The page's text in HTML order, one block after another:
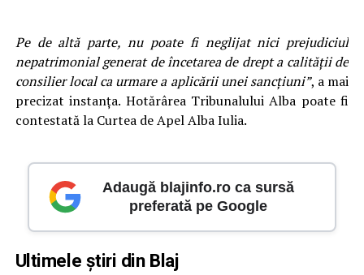
Pe de altă parte, nu poate fi neglijat nici prejudiciul
nepatrimonial generat de încetarea de drept a calităţii de
consilier local ca urmare a aplicării unei sancţiuni”, a mai
precizat instanța. Hotărârea Tribunalului Alba poate fi
contestată la Curtea de Apel Alba Iulia.
Adaugă blajinfo.ro ca sursă
preferată pe Google
Ultimele știri din Blaj